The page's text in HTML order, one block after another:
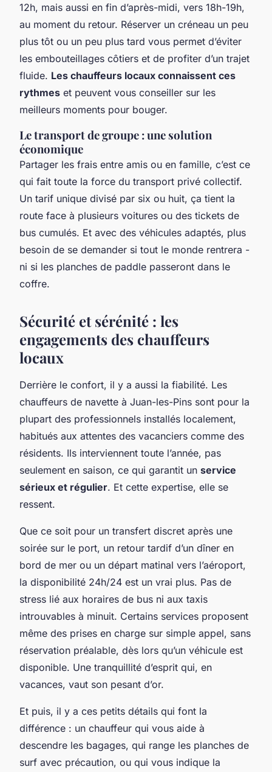
12h, mais aussi en fin d’après-midi, vers 18h-19h,
au moment du retour. Réserver un créneau un peu
plus tôt ou un peu plus tard vous permet d’éviter
les embouteillages côtiers et de profiter d’un trajet
fluide. Les chauffeurs locaux connaissent ces
rythmes et peuvent vous conseiller sur les
meilleurs moments pour bouger.
Le transport de groupe : une solution
économique
Partager les frais entre amis ou en famille, c’est ce
qui fait toute la force du transport privé collectif.
Un tarif unique divisé par six ou huit, ça tient la
route face à plusieurs voitures ou des tickets de
bus cumulés. Et avec des véhicules adaptés, plus
besoin de se demander si tout le monde rentrera -
ni si les planches de paddle passeront dans le
coffre.
Sécurité et sérénité : les
engagements des chauffeurs
locaux
Derrière le confort, il y a aussi la fiabilité. Les
chauffeurs de navette à Juan-les-Pins sont pour la
plupart des professionnels installés localement,
habitués aux attentes des vacanciers comme des
résidents. Ils interviennent toute l’année, pas
seulement en saison, ce qui garantit un service
sérieux et régulier. Et cette expertise, elle se
ressent.
Que ce soit pour un transfert discret après une
soirée sur le port, un retour tardif d’un dîner en
bord de mer ou un départ matinal vers l’aéroport,
la disponibilité 24h/24 est un vrai plus. Pas de
stress lié aux horaires de bus ni aux taxis
introuvables à minuit. Certains services proposent
même des prises en charge sur simple appel, sans
réservation préalable, dès lors qu’un véhicule est
disponible. Une tranquillité d’esprit qui, en
vacances, vaut son pesant d’or.
Et puis, il y a ces petits détails qui font la
différence : un chauffeur qui vous aide à
descendre les bagages, qui range les planches de
surf avec précaution, ou qui vous indique la